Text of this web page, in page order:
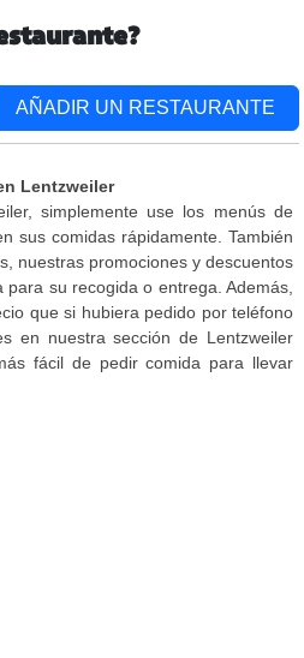
AÑADIR UN RESTAURANTE
Lentzweiler
simplemente use los menús de
sus comidas rápidamente. También
nuestras promociones y descuentos
su recogida o entrega. Además,
que si hubiera pedido por teléfono
en nuestra sección de Lentzweiler
fácil de pedir comida para llevar